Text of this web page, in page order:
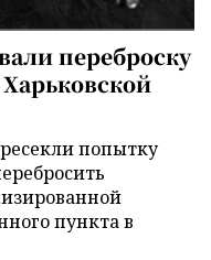
переброску
попытку
пункта в